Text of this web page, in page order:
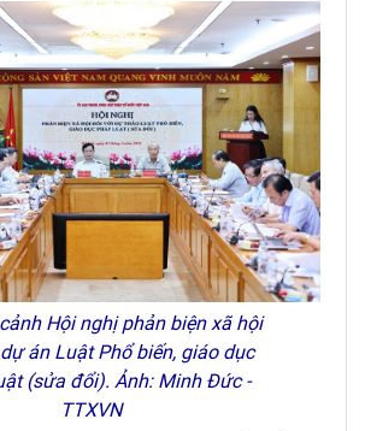
Hội nghị phản biện xã hội
án Luật Phổ biến, giáo dục
(sửa đổi). Ảnh: Minh Đức -
TTXVN